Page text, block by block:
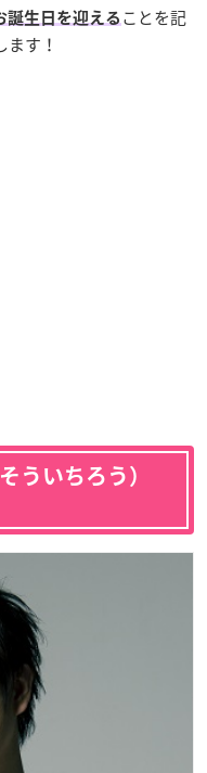
誕生日を迎える ことを記
す！
ういちろう）